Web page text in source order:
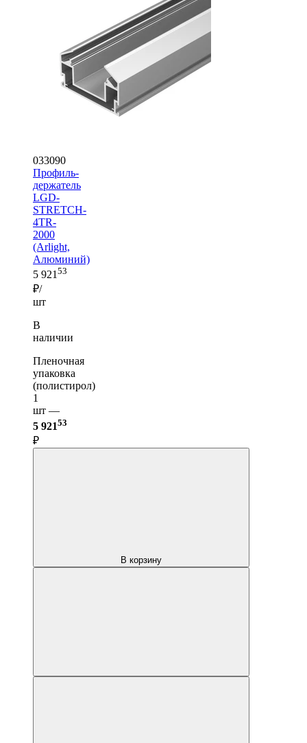
033090
Профиль-
держатель
LGD-
STRETCH-
4TR-
2000
(Arlight,
Алюминий)
5 921 53
₽/
шт
В
наличии
Пленочная
упаковка
(полистирол)
1
шт —
5 92153
₽
В корзину